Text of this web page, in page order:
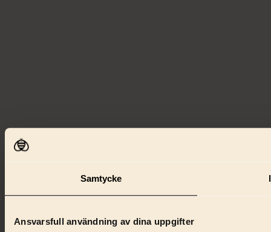
Samtycke
Ansvarsfull användning av dina uppgifter